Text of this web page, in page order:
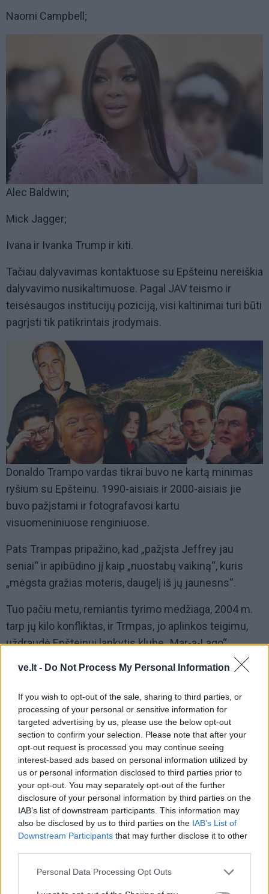
ve.lt - Do Not Process My Personal Information
If you wish to opt-out of the sale, sharing to third parties, or
processing of your personal or sensitive information for
targeted advertising by us, please use the below opt-out
section to confirm your selection. Please note that after your
opt-out request is processed you may continue seeing
interest-based ads based on personal information utilized by
us or personal information disclosed to third parties prior to
your opt-out. You may separately opt-out of the further
disclosure of your personal information by third parties on the
IAB’s list of downstream participants. This information may
also be disclosed by us to third parties on the IAB’s List of
Downstream Participants that may further disclose it to other
Personal Data Processing Opt Outs
Naomi Campbell;
Alec Baldwin;
Mick Jagger;
Ivana ir Ivanka Trump ir kiti.
Tačiau dalyvavimas kontaktuose su Epšteinu nereiškia
dalyvavimo nusikaltimuose. Pagal JAV teismo ir
teisėsaugos institucijų poziciją, visi kaltinimai turi būti
pagrįsti tik patikrintais įrodymais.
Donaldo Trampo vardas tikrai buvo ne kartą minimas
ryšium su Epšteinu. 1990-aisiais ir 2000-aisiais jie
buvo pažįstami ir fotografavosi kartu
visuomeniniuose renginiuose.
Pats Trampas pripažino, kad „pažįsta Jeffrey jau
seniai“ ir apibūdino jį kaip „nuostabų vaikiną“, kuris
„mėgsta gražias moteris, daugelį iš jų jaunesns“.
Tuo pačiu metu, remiantis tyrimo medžiaga, 2004 m.
tarp jų kilo konfliktas, ir Trmpas, jo aplinkos teigimu,
uždraudė Epšteinui lankytis klube „Mar-a-Lago“.